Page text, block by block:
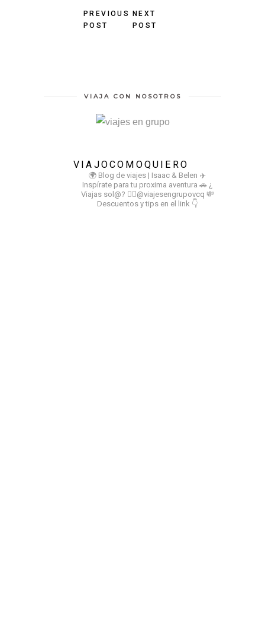
PREVIOUS
POST
NEXT
POST
VIAJA CON NOSOTROS
VIAJOCOMOQUIERO
🌍 Blog de viajes | Isaac & Belen ✈️
Inspírate para tu proxima aventura 🚗 ¿
Viajas sol@? 👉🏻@viajesengrupovcq 💸
Descuentos y tips en el link 👇